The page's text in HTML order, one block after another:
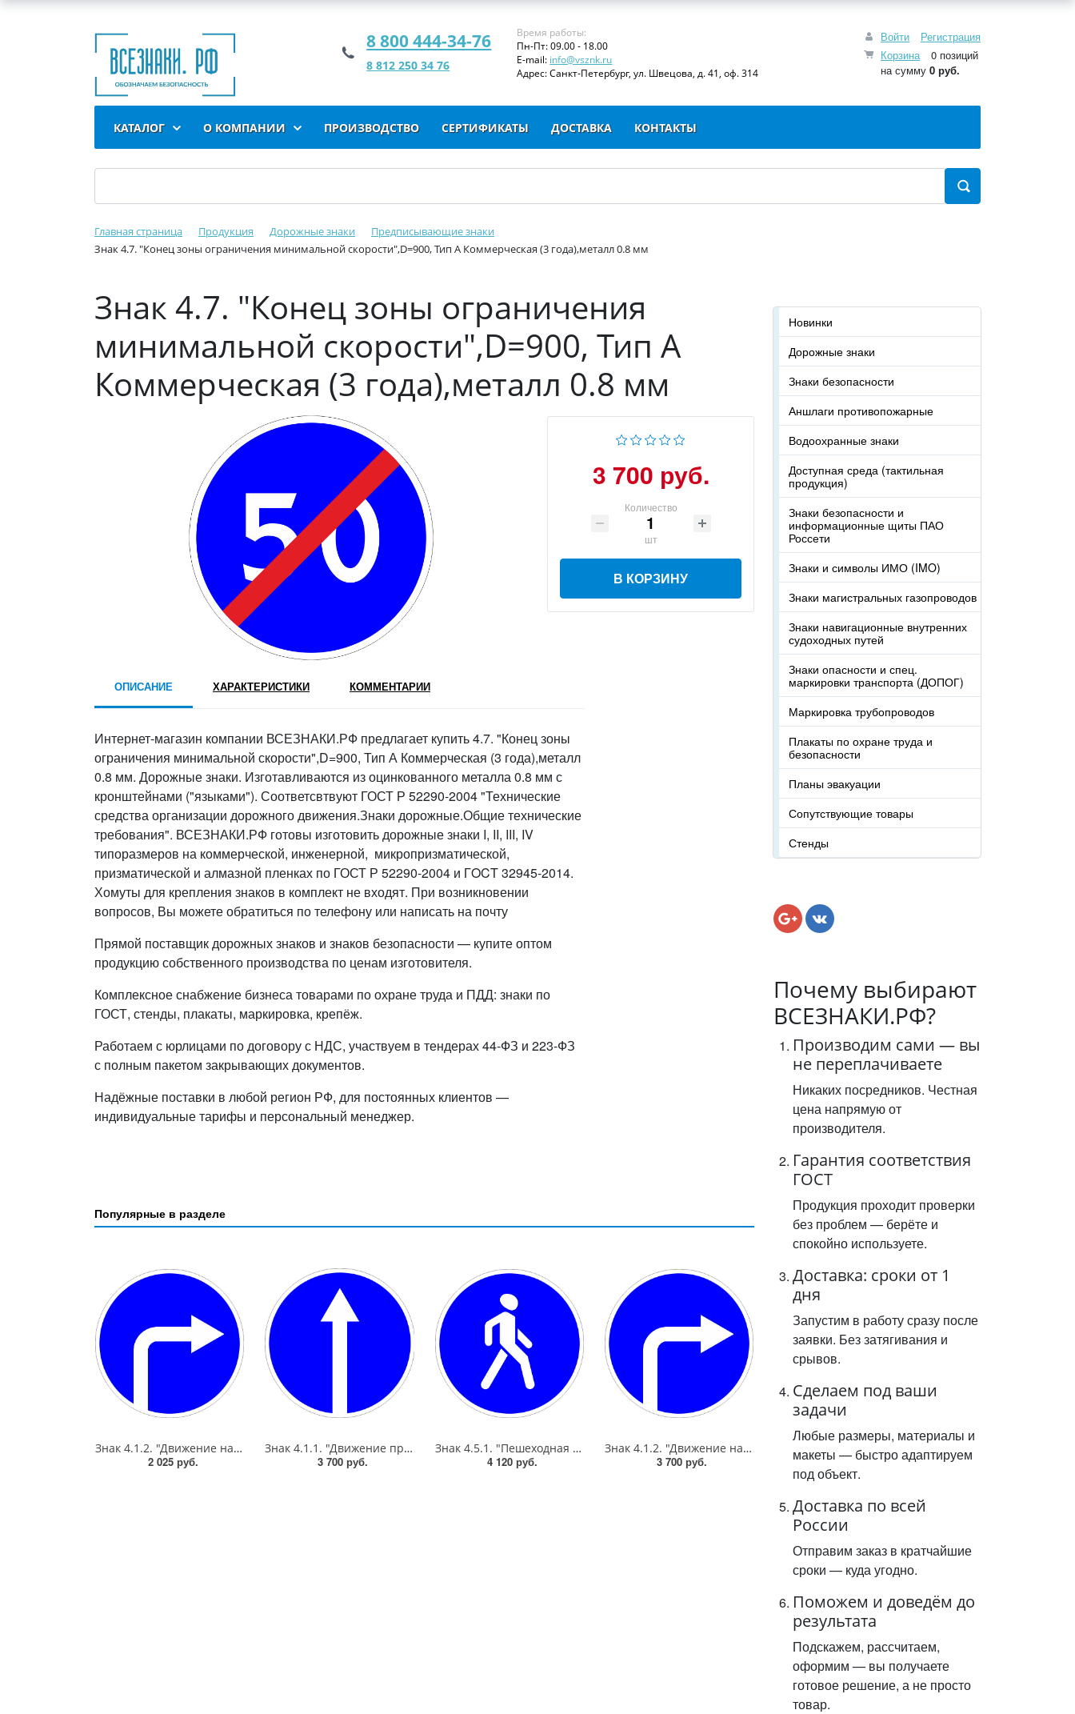
Войти
Регистрация
Корзина
0 позиций
на сумму 0 руб.
8 800 444-34-76
8 812 250 34 76
Время работы:
Пн-Пт: 09.00 - 18.00
E-mail: info@vsznk.ru
Адрес: Санкт-Петербург, ул. Швецова, д. 41, оф. 314
КАТАЛОГ О КОМПАНИИ ПРОИЗВОДСТВО СЕРТИФИКАТЫ ДОСТАВКА КОНТАКТЫ
Главная страница Продукция Дорожные знаки
Предписывающие знаки
Знак 4.7. "Конец зоны ограничения минимальной скорости",D=900, Тип А Коммерческая (3 года),металл 0.8 мм
Знак 4.7. "Конец зоны ограничения
минимальной скорости",D=900, Тип А
Коммерческая (3 года),металл 0.8 мм
3 700 руб.
Количество
шт
В КОРЗИНУ
ОПИСАНИЕ ХАРАКТЕРИСТИКИ КОММЕНТАРИИ
Интернет-магазин компании ВСЕЗНАКИ.РФ предлагает купить 4.7. "Конец зоны
ограничения минимальной скорости",D=900, Тип А Коммерческая (3 года),металл
0.8 мм. Дорожные знаки. Изготавливаются из оцинкованного металла 0.8 мм с
кронштейнами ("языками"). Соответсвтвуют ГОСТ Р 52290-2004 "Технические
средства организации дорожного движения.Знаки дорожные.Общие технические
требования". ВСЕЗНАКИ.РФ готовы изготовить дорожные знаки I, II, III, IV
типоразмеров на коммерческой, инженерной, микропризматической,
призматической и алмазной пленках по ГОСТ Р 52290-2004 и ГOCT 32945-2014.
Хомуты для крепления знаков в комплект не входят. При возникновении
вопросов, Вы можете обратиться по телефону или написать на почту
Прямой поставщик дорожных знаков и знаков безопасности — купите оптом
продукцию собственного производства по ценам изготовителя.
Комплексное снабжение бизнеса товарами по охране труда и ПДД: знаки по
ГОСТ, стенды, плакаты, маркировка, крепёж.
Работаем с юрлицами по договору с НДС, участвуем в тендерах 44-ФЗ и 223-ФЗ
с полным пакетом закрывающих документов.
Надёжные поставки в любой регион РФ, для постоянных клиентов —
индивидуальные тарифы и персональный менеджер.
Популярные в разделе
Знак 4.1.2. "Движение направо",D=700, Тип А Коммерческая (3 года),металл 0.8 мм
2 025 руб.
Знак 4.1.1. "Движение прямо",D=900, Тип А Коммерческая (3 года),металл 0.8 мм
3 700 руб.
Знак 4.5.1. "Пешеходная дорожка",D=900, Тип А (1б) Микропризм. (7-9 лет)металл 0.8 мм
4 120 руб.
Знак 4.1.2. "Движение направо",D=900, Тип А Коммерческая (3 года),металл 0.8 мм
3 700 руб.
Новинки
Дорожные знаки
Знаки безопасности
Аншлаги противопожарные
Водоохранные знаки
Доступная среда (тактильная
продукция)
Знаки безопасности и
информационные щиты ПАО
Россети
Знаки и символы ИМО (IMO)
Знаки магистральных газопроводов
Знаки навигационные внутренних
судоходных путей
Знаки опасности и спец.
маркировки транспорта (ДОПОГ)
Маркировка трубопроводов
Плакаты по охране труда и
безопасности
Планы эвакуации
Сопутствующие товары
Стенды
Почему выбирают
ВСЕЗНАКИ.РФ?
Производим сами — вы
не переплачиваете
Никаких посредников. Честная
цена напрямую от
производителя.
Гарантия соответствия
ГОСТ
Продукция проходит проверки
без проблем — берёте и
спокойно используете.
Доставка: сроки от 1
дня
Запустим в работу сразу после
заявки. Без затягивания и
срывов.
Сделаем под ваши
задачи
Любые размеры, материалы и
макеты — быстро адаптируем
под объект.
Доставка по всей
России
Отправим заказ в кратчайшие
сроки — куда угодно.
Поможем и доведём до
результата
Подскажем, рассчитаем,
оформим — вы получаете
готовое решение, а не просто
товар.